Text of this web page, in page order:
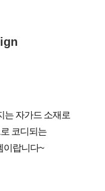
는 자가드 소재로
코디되는
이랍니다~